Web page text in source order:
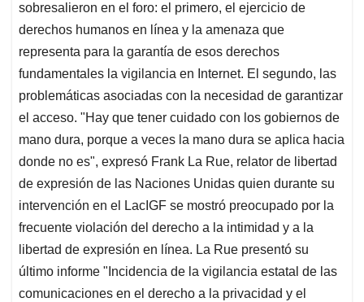
sobresalieron en el foro: el primero, el ejercicio de
derechos humanos en línea y la amenaza que
representa para la garantía de esos derechos
fundamentales la vigilancia en Internet. El segundo, las
problemáticas asociadas con la necesidad de garantizar
el acceso. "Hay que tener cuidado con los gobiernos de
mano dura, porque a veces la mano dura se aplica hacia
donde no es", expresó Frank La Rue, relator de libertad
de expresión de las Naciones Unidas quien durante su
intervención en el LacIGF se mostró preocupado por la
frecuente violación del derecho a la intimidad y a la
libertad de expresión en línea. La Rue presentó su
último informe "Incidencia de la vigilancia estatal de las
comunicaciones en el derecho a la privacidad y el